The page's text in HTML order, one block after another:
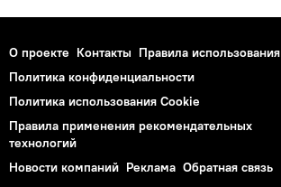
О проекте Контакты Правила использования
Политика конфиденциальности
Политика использования Cookie
Правила применения рекомендательных
технологий
Новости компаний Реклама Обратная связь